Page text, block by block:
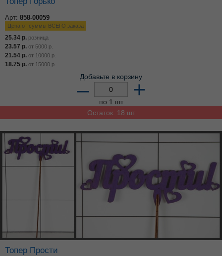
Арт: 858-00059
Цена от суммы ВСЕГО заказа
25.34 р. розница
23.57 р. от 5000 р.
21.54 р. от 10000 р.
18.75 р. от 15000 р.
Добавьте в корзину
– +
по 1 шт
Остаток: 18 шт
Топер Прости